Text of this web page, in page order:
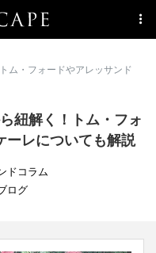
ム・フォードやアレッサンド
紐解く！トム・フォ
ーレについても解説
ドコラム
ログ